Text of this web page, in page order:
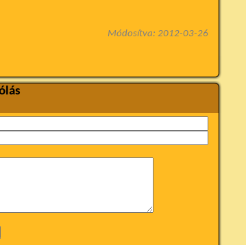
Módosítva: 2012-03-26